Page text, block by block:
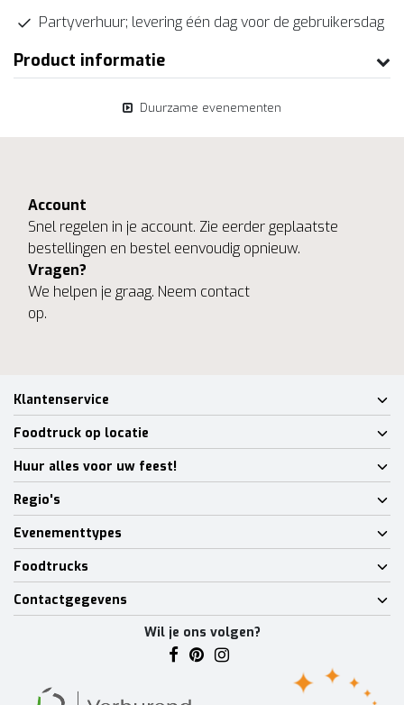
Partyverhuur; levering één dag voor de gebruikersdag
Product informatie
Duurzame evenementen
Account
Snel regelen in je account. Zie eerder geplaatste
bestellingen en bestel eenvoudig opnieuw.
Vragen?
We helpen je graag. Neem contact
op.
Klantenservice
Foodtruck op locatie
Huur alles voor uw feest!
Regio's
Evenementtypes
Foodtrucks
Contactgegevens
Wil je ons volgen?